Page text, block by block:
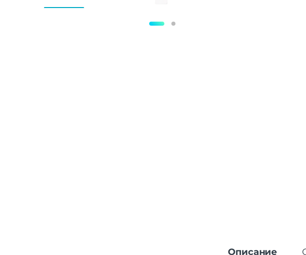
Описание